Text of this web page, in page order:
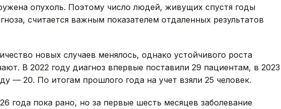
опухоль. Поэтому число людей, живущих спустя годы
считается важным показателем отдаленных результатов
новых случаев менялось, однако устойчивого роста
В 2022 году диагноз впервые поставили 29 пациентам, в 2023
— 20. По итогам прошлого года на учет взяли 25 человек.
года пока рано, но за первые шесть месяцев заболевание